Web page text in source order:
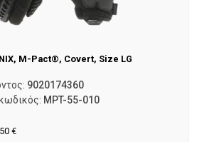
M-Pact®, Covert, Size LG
9020174360
MPT-55-010
€